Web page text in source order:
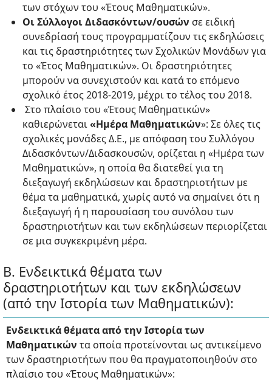
των στόχων του «Έτους Μαθηματικών».
Οι Σύλλογοι Διδασκόντων/ουσών σε ειδική
συνεδρίασή τους προγραμματίζουν τις εκδηλώσεις
και τις δραστηριότητες των Σχολικών Μονάδων για
το «Έτος Μαθηματικών». Οι δραστηριότητες
μπορούν να συνεχιστούν και κατά το επόμενο
σχολικό έτος 2018-2019, μέχρι το τέλος του 2018.
Στο πλαίσιο του «Έτους Μαθηματικών»
καθιερώνεται«Ημέρα Μαθηματικών»: Σε όλες τις
σχολικές μονάδες Δ.Ε., με απόφαση του Συλλόγου
Διδασκόντων/Διδασκουσών, ορίζεται η «Ημέρα των
Μαθηματικών», η οποία θα διατεθεί για τη
διεξαγωγή εκδηλώσεων και δραστηριοτήτων με
θέμα τα μαθηματικά, χωρίς αυτό να σημαίνει ότι η
διεξαγωγή ή η παρουσίαση του συνόλου των
δραστηριοτήτων και των εκδηλώσεων περιορίζεται
σε μια συγκεκριμένη μέρα.
Β. Ενδεικτικά θέματα των
δραστηριοτήτων και των εκδηλώσεων
(από την Ιστορία των Μαθηματικών):
Ενδεικτικά θέματα από την Ιστορία των
Μαθηματικών τα οποία προτείνονται ως αντικείμενο
των δραστηριοτήτων που θα πραγματοποιηθούν στο
πλαίσιο του «Έτους Μαθηματικών»: